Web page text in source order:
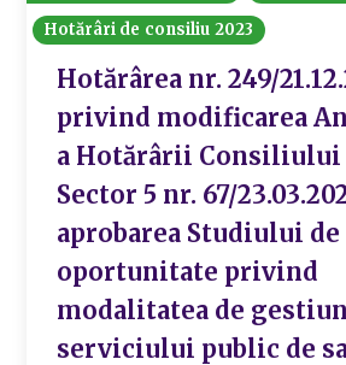
Hotărâri de consiliu 2023
Hotărârea nr. 249/
privind modificarea
a Hotărârii Consiliului
Sector 5 nr. 67/
aprobarea Studiului de
oportunitate privind
modalitatea de
serviciului public de